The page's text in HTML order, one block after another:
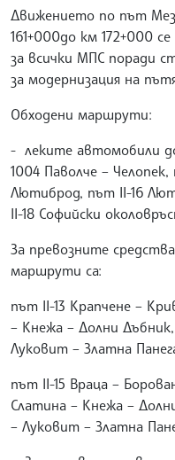
Движението по път
161+000до км 172+000
за всички МПС поради
за модернизация на
Обходени маршрути:
- леките автомобили
1004 Паволче –
Лютиброд, път II-16
II-18 Софийски
За превозните
маршрути са:
път II-13 Крапчене –
– Кнежа – Долни
Луковит – Златна
път II-15 Враца –
Слатина – Кнежа –
– Луковит – Златна